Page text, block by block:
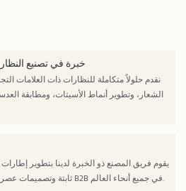
خبرة في تصنيع
نقدم حلولاً متكاملة للنظارات ذات العلامات
الشعار، وتطوير أنماط الأسيتات، ومطابقة
يقوم فريق المصنع ذو الخبرة لدينا بتطوير
ثابتة وتصميمات عصرية ودعم فعال لأخذ العينات لعملاء B2B في جميع أنحاء العالم.